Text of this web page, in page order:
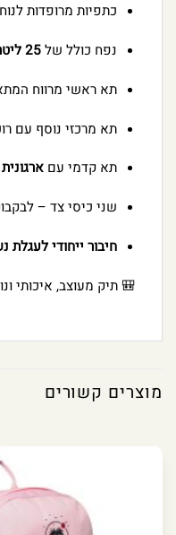
כתפיות מרופדות
נפח כולל של25 ליטר
תא ראשי מרווח
תא מרכזי נוסף עם
תא קדמי עם
שני כיסי צד –
חיבור ייחודי לעגלת
🎒 תיק מעוצב, איכותי
מוצרים קשורים